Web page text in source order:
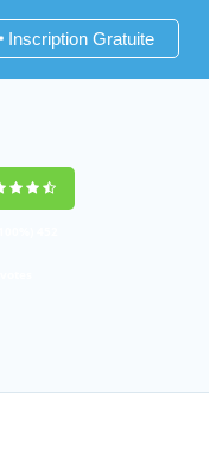
Inscription Gratuite